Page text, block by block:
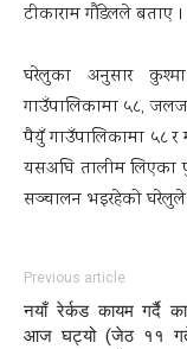
टीकाराम गौंडेलले बताए ।
घरेलुका अनुसार
गाउँपालिकामा ५८,
पैयुँ गाउँपालिकामा ५८ र
यसअघि तालीम लिएका
सञ्चालन भइरहेको
Previous article
नयाँ रेर्कड कायम गर्दै
आज घट्यो (जेठ ११